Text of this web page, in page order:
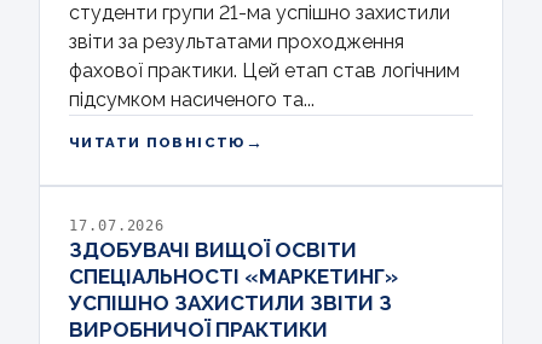
студенти групи 21-ма успішно захистили
звіти за результатами проходження
фахової практики. Цей етап став логічним
підсумком насиченого та...
ЧИТАТИ ПОВНІСТЮ →
17.07.2026
ЗДОБУВАЧІ ВИЩОЇ ОСВІТИ
СПЕЦІАЛЬНОСТІ «МАРКЕТИНГ»
УСПІШНО ЗАХИСТИЛИ ЗВІТИ З
ВИРОБНИЧОЇ ПРАКТИКИ